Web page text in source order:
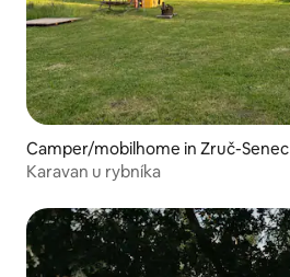
Camper/mobilhome in Zruč-Senec
Karavan u rybníka